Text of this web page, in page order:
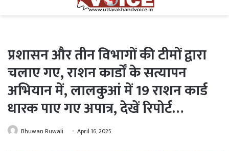
प्रशासन और तीन विभागों की टीमों द्वारा
चलाए गए, राशन कार्डों के सत्यापन
अभियान में, लालकुआं में 19 राशन कार्ड
धारक पाए गए अपात्र, देखें रिपोर्ट…
Bhuwan Ruwali April 16, 2025